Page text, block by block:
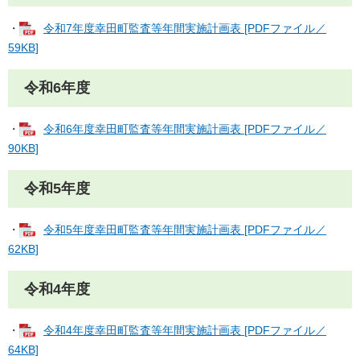
・
令和7年度幸田町監査等年間実施計画表 [PDFファイル／
59KB]
令和6年度
・
令和6年度幸田町監査等年間実施計画表 [PDFファイル／
90KB]
令和5年度
・
令和5年度幸田町監査等年間実施計画表 [PDFファイル／
62KB]
令和4年度
・
令和4年度幸田町監査等年間実施計画表 [PDFファイル／
64KB]